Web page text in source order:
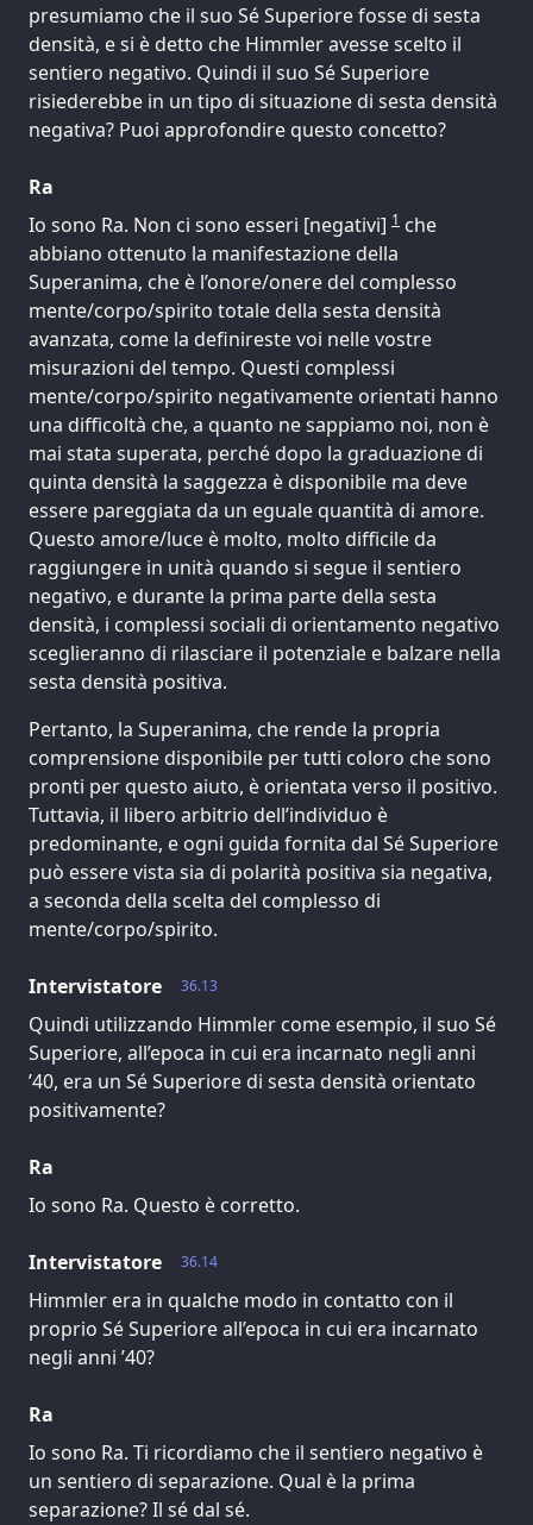
presumiamo che il suo Sé Superiore fosse di sesta
densità, e si è detto che Himmler avesse scelto il
sentiero negativo. Quindi il suo Sé Superiore
risiederebbe in un tipo di situazione di sesta densità
negativa? Puoi approfondire questo concetto?
Ra
Io sono Ra. Non ci sono esseri [negativi] 1 che
abbiano ottenuto la manifestazione della
Superanima, che è l’onore/onere del complesso
mente/corpo/spirito totale della sesta densità
avanzata, come la definireste voi nelle vostre
misurazioni del tempo. Questi complessi
mente/corpo/spirito negativamente orientati hanno
una difficoltà che, a quanto ne sappiamo noi, non è
mai stata superata, perché dopo la graduazione di
quinta densità la saggezza è disponibile ma deve
essere pareggiata da un eguale quantità di amore.
Questo amore/luce è molto, molto difficile da
raggiungere in unità quando si segue il sentiero
negativo, e durante la prima parte della sesta
densità, i complessi sociali di orientamento negativo
sceglieranno di rilasciare il potenziale e balzare nella
sesta densità positiva.
Pertanto, la Superanima, che rende la propria
comprensione disponibile per tutti coloro che sono
pronti per questo aiuto, è orientata verso il positivo.
Tuttavia, il libero arbitrio dell’individuo è
predominante, e ogni guida fornita dal Sé Superiore
può essere vista sia di polarità positiva sia negativa,
a seconda della scelta del complesso di
mente/corpo/spirito.
36.13
Intervistatore
Quindi utilizzando Himmler come esempio, il suo Sé
Superiore, all’epoca in cui era incarnato negli anni
’40, era un Sé Superiore di sesta densità orientato
positivamente?
Ra
Io sono Ra. Questo è corretto.
36.14
Intervistatore
Himmler era in qualche modo in contatto con il
proprio Sé Superiore all’epoca in cui era incarnato
negli anni ’40?
Ra
Io sono Ra. Ti ricordiamo che il sentiero negativo è
un sentiero di separazione. Qual è la prima
separazione? Il sé dal sé.